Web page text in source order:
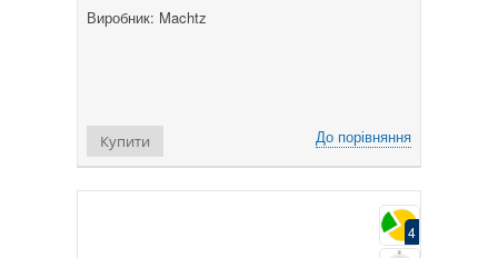
Виробник: Machtz
До порівняння
Купити
4